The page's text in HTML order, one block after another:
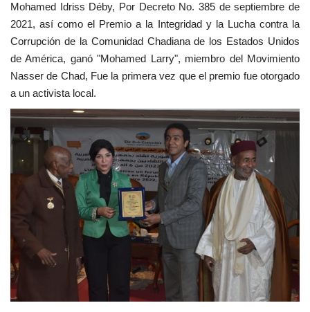
Mohamed Idriss Déby, Por Decreto No. 385 de septiembre de
2021, así como el Premio a la Integridad y la Lucha contra la
Corrupción de la Comunidad Chadiana de los Estados Unidos
de América, ganó "Mohamed Larry", miembro del Movimiento
Nasser de Chad, Fue la primera vez que el premio fue otorgado
a un activista local.